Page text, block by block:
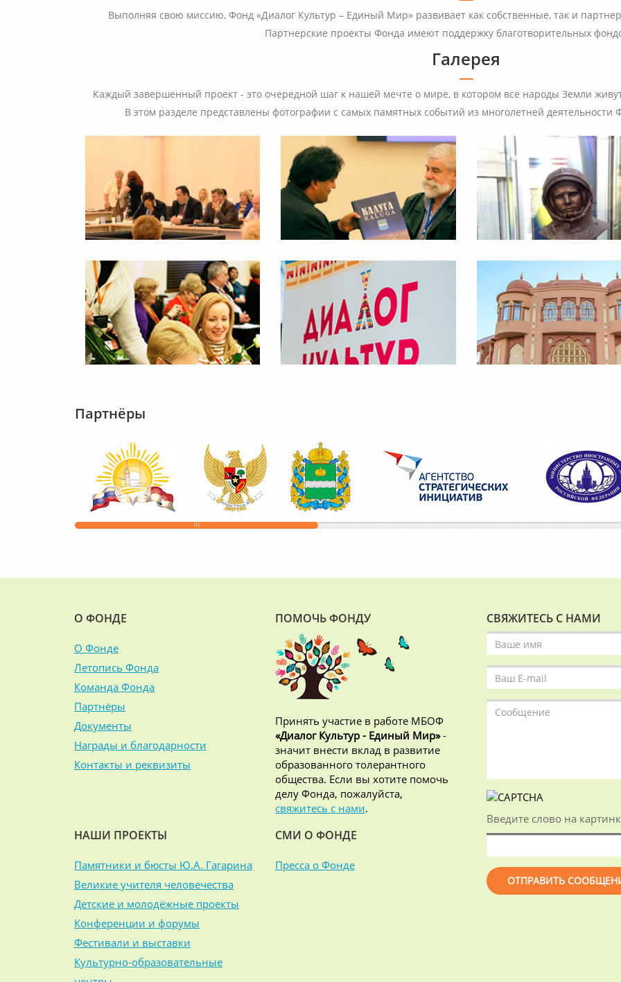
Выполняя свою миссию, Фонд «Диалог Культур – Единый Мир» развивает как собственные, так и
Партнерские проекты Фонда имеют поддержку благотворительных
Галерея
Каждый завершенный проект - это очередной шаг к нашей мечте о мире, в котором все народы Земли живут
В этом разделе представлены фотографии с самых памятных событий из многолетней
Партнёры
О ФОНДЕ
О Фонде
Летопись Фонда
Команда Фонда
Партнёры
Документы
Награды и благодарности
Контакты и реквизиты
ПОМОЧЬ ФОНДУ
Принять участие в работе МБОФ
«Диалог Культур - Единый Мир»-
значит внести вклад в развитие
образованного толерантного
общества. Если вы хотите помочь
делу Фонда, пожалуйста,
свяжитесь с нами.
НАШИ ПРОЕКТЫ
Памятники и бюсты Ю.А. Гагарина
Великие учителя человечества
Детские и молодёжные проекты
Конференции и форумы
Фестивали и выставки
Культурно-образовательные
СМИ О ФОНДЕ
Пресса о Фонде
СВЯЖИТЕСЬ С НАМИ
Введите слово на